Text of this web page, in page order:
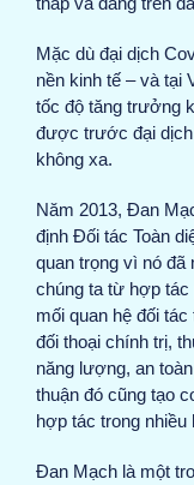
Mặc dù đại dịch
nền kinh tế – và tại
tốc độ tăng trưởng
được trước đại
không xa.
Năm 2013, Đan
định Đối tác Toàn
quan trọng vì nó đã
chúng ta từ hợp tác
mối quan hệ đối
đối thoại chính trị,
năng lượng, an
thuận đó cũng tạo
hợp tác trong nhiều
Đan Mạch là một